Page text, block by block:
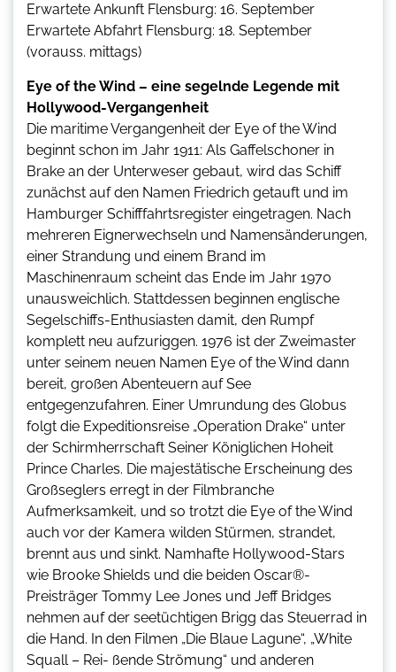
Erwartete Ankunft Flensburg: 16. September
Erwartete Abfahrt Flensburg: 18. September
(vorauss. mittags)
Eye of the Wind – eine segelnde Legende mit
Hollywood-Vergangenheit
Die maritime Vergangenheit der Eye of the Wind
beginnt schon im Jahr 1911: Als Gaffelschoner in
Brake an der Unterweser gebaut, wird das Schiff
zunächst auf den Namen Friedrich getauft und im
Hamburger Schifffahrtsregister eingetragen. Nach
mehreren Eignerwechseln und Namensänderungen,
einer Strandung und einem Brand im
Maschinenraum scheint das Ende im Jahr 1970
unausweichlich. Stattdessen beginnen englische
Segelschiffs-Enthusiasten damit, den Rumpf
komplett neu aufzuriggen. 1976 ist der Zweimaster
unter seinem neuen Namen Eye of the Wind dann
bereit, großen Abenteuern auf See
entgegenzufahren. Einer Umrundung des Globus
folgt die Expeditionsreise „Operation Drake“ unter
der Schirmherrschaft Seiner Königlichen Hoheit
Prince Charles. Die majestätische Erscheinung des
Großseglers erregt in der Filmbranche
Aufmerksamkeit, und so trotzt die Eye of the Wind
auch vor der Kamera wilden Stürmen, strandet,
brennt aus und sinkt. Namhafte Hollywood-Stars
wie Brooke Shields und die beiden Oscar®-
Preisträger Tommy Lee Jones und Jeff Bridges
nehmen auf der seetüchtigen Brigg das Steuerrad in
die Hand. In den Filmen „Die Blaue Lagune“, „White
Squall – Rei- ßende Strömung“ und anderen